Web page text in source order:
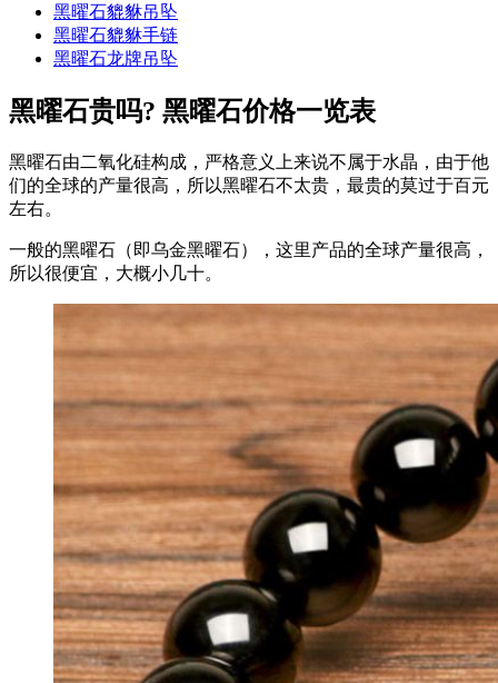
黑曜石貔貅吊坠
黑曜石貔貅手链
黑曜石龙牌吊坠
黑曜石贵吗? 黑曜石价格一览表
黑曜石由二氧化硅构成，严格意义上来说不属于水晶，由于他
们的全球的产量很高，所以黑曜石不太贵，最贵的莫过于百元
左右。
一般的黑曜石（即乌金黑曜石），这里产品的全球产量很高，
所以很便宜，大概小几十。